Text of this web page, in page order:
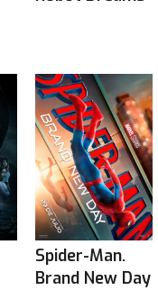
Spider-Man.
Brand New Day